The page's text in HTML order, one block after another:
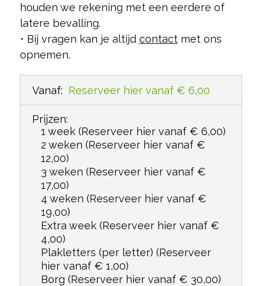
houden we rekening met een eerdere of
latere bevalling.
• Bij vragen kan je altijd contactmet ons
opnemen.
Vanaf: Reserveer hier vanaf € 6,00
Prijzen:
1 week (Reserveer hier vanaf € 6,00)
2 weken (Reserveer hier vanaf €
12,00)
3 weken (Reserveer hier vanaf €
17,00)
4 weken (Reserveer hier vanaf €
19,00)
Extra week (Reserveer hier vanaf €
4,00)
Plakletters (per letter) (Reserveer
hier vanaf € 1,00)
Borg (Reserveer hier vanaf € 30,00)